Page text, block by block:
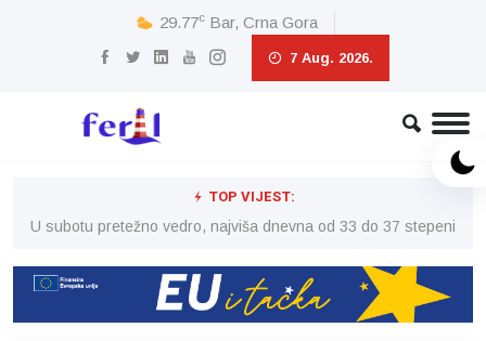
29.77c Bar, Crna Gora
7 Aug. 2026.
TOP VIJEST:
U subotu pretežno vedro, najviša dnevna od 33 do 37 stepeni